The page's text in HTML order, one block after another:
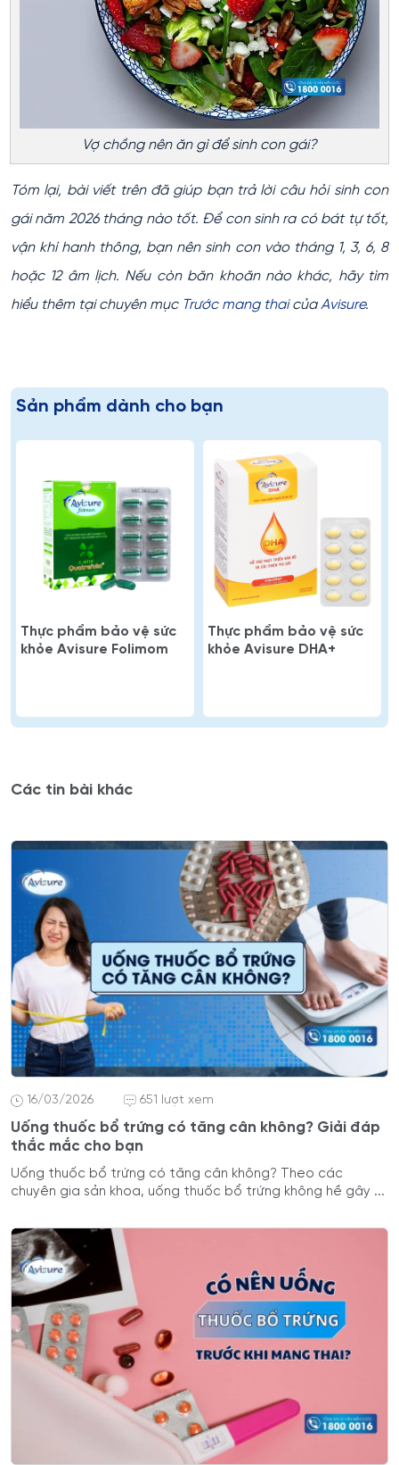
Vợ chồng nên ăn gì để sinh con gái?
Tóm lại, bài viết trên đã giúp bạn trả lời câu hỏi sinh con
gái năm 2026 tháng nào tốt. Để con sinh ra có bát tự tốt,
vận khí hanh thông, bạn nên sinh con vào tháng 1, 3, 6, 8
hoặc 12 âm lịch. Nếu còn băn khoăn nào khác, hãy tìm
hiểu thêm tại chuyên mục Trước mang thaicủaAvisure.
Sản phẩm dành cho bạn
Thực phẩm bảo vệ sức
khỏe Avisure Folimom
Thực phẩm bảo vệ sức
khỏe Avisure DHA+
Các tin bài khác
16/03/2026 651 lượt xem
Uống thuốc bổ trứng có tăng cân không? Giải đáp
thắc mắc cho bạn
Uống thuốc bổ trứng có tăng cân không? Theo các
chuyên gia sản khoa, uống thuốc bổ trứng không hề gây ...